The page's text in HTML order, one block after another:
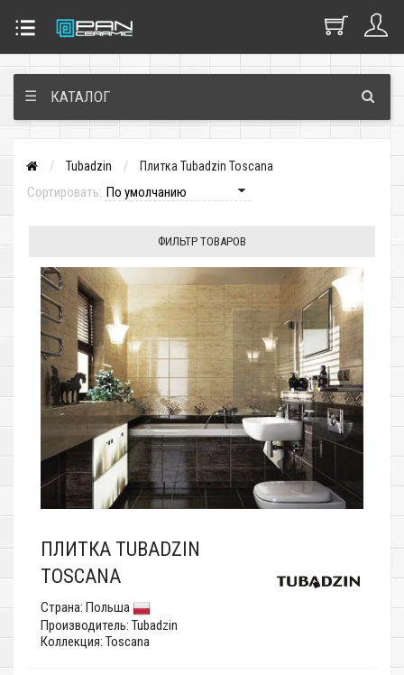
☰ КАТАЛОГ
Tubadzin Плитка Tubadzin Toscana
Сортировать:
ФИЛЬТР ТОВАРОВ
ПЛИТКА TUBADZIN
TOSCANA
Страна: Польша
Производитель: Tubadzin
Коллекция: Toscana